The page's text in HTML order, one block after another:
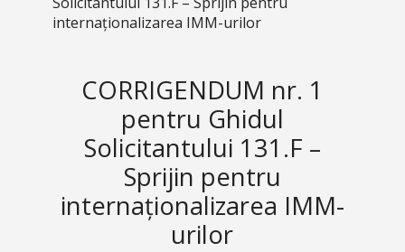
internaționalizarea IMM-urilor
CORRIGENDUM nr. 1
pentru Ghidul
Solicitantului 131.F –
Sprijin pentru
internaționalizarea IMM-
urilor